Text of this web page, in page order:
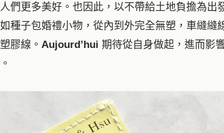
們更多美好。也因此，以不帶給土地負擔為出
種子包婚禮小物，從內到外完全無塑，車縫縫
膠線。 Aujourd’hui 期待從自身做起，進而影